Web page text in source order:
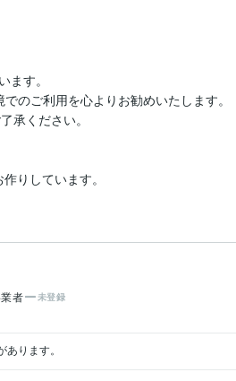
す。
のご利用を心よりお勧めいたします。
承ください。
りしています。
者 未登録
ります。